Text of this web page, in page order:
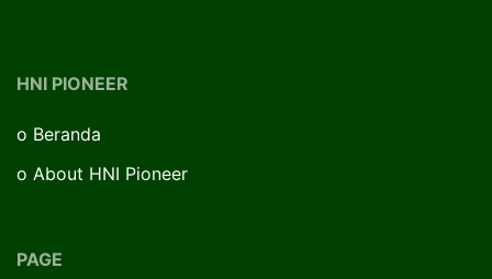
HNI PIONEER
o Beranda
o About HNI Pioneer
PAGE